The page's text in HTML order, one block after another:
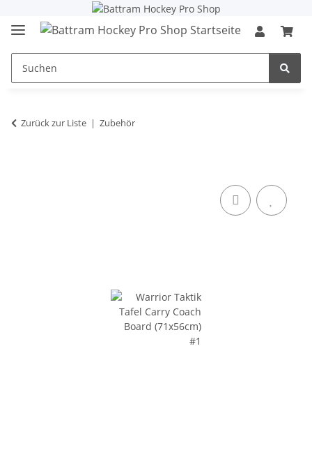
Zurück zur Liste Zubehör